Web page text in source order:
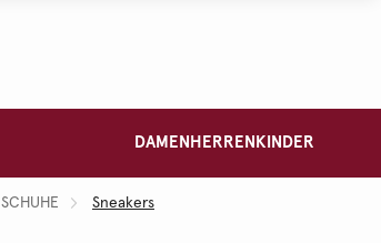
DAMEN HERREN KINDER
SCHUHE Sneakers